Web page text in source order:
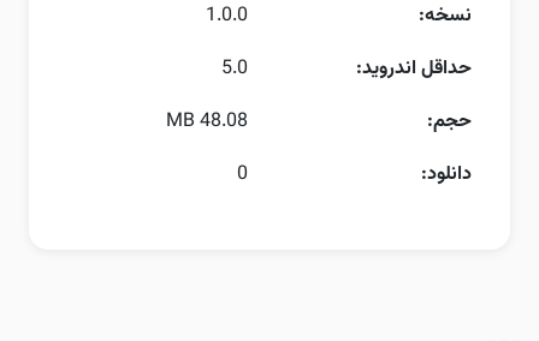
نسخه:
1.0.0
حداقل اندروید:
5.0
حجم:
48.08 MB
دانلود:
0